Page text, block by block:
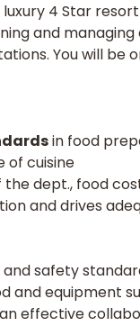
4 Star
and managing
You will be
in food
of cuisine
dept., food
and drives
safety
and equipment
effective